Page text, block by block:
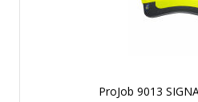
ProJob 9013